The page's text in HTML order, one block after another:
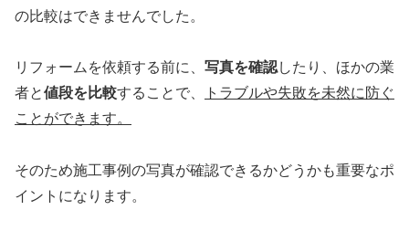
の比較はできませんでした。
リフォームを依頼する前に、 写真を確認したり、ほかの業
者と値段を比較することで、
トラブルや失敗を未然に防ぐ
ことができます。
そのため施工事例の写真が確認できるかどうかも重要なポ
イントになります。